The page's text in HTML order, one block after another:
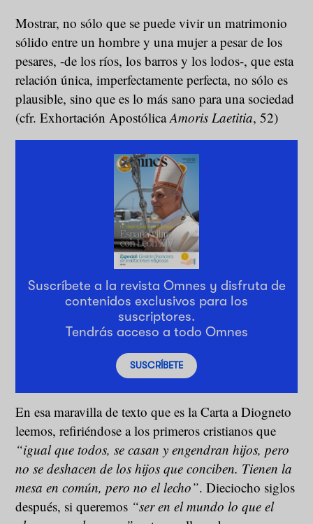
Mostrar, no sólo que se puede vivir un matrimonio
sólido entre un hombre y una mujer a pesar de los
pesares, -de los ríos, los barros y los lodos-, que esta
relación única, imperfectamente perfecta, no sólo es
plausible, sino que es lo más sano para una sociedad
(cfr. Exhortación ApostólicaAmoris Laetitia, 52)
Suscríbete a la revista Omnes y disfruta de
contenidos exclusivos para los
suscriptores.
Tendrás acceso a todo Omnes
SUSCRÍBETE
En esa maravilla de texto que es la Carta a Diogneto
leemos, refiriéndose a los primeros cristianos que
“igual que todos, se casan y engendran hijos, pero
no se deshacen de los hijos que conciben. Tienen la
mesa en común, pero no el lecho”. Dieciocho siglos
después, si queremos “ser en el mundo lo que el